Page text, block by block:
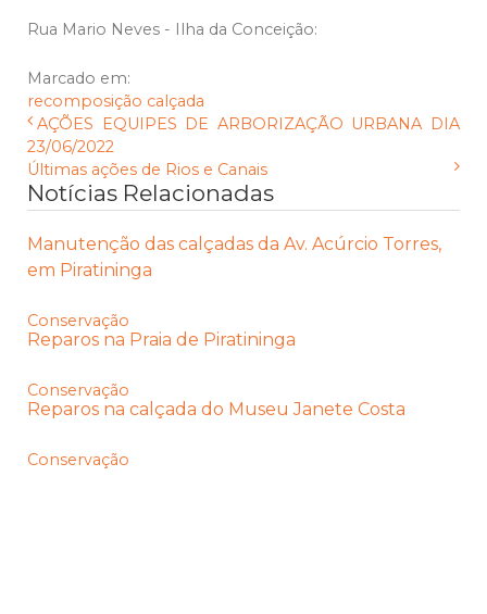
Rua Mario Neves - Ilha da Conceição:
Marcado em:
recomposição calçada
AÇÕES EQUIPES DE ARBORIZAÇÃO URBANA DIA
23/06/2022
Últimas ações de Rios e Canais
Notícias Relacionadas
Manutenção das calçadas da Av. Acúrcio Torres,
em Piratininga
Conservação
Reparos na Praia de Piratininga
Conservação
Reparos na calçada do Museu Janete Costa
Conservação